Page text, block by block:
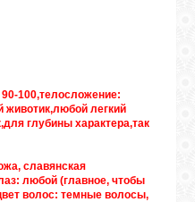
100,телосложение:
животик,любой легкий
глубины характера,так
славянская
любой (главное, чтобы
волос: темные волосы,